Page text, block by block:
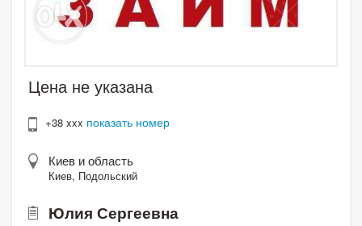
Цена не указана
+38 xxx показать номер
Киев и область
Киев, Подольский
Юлия Сергеевна